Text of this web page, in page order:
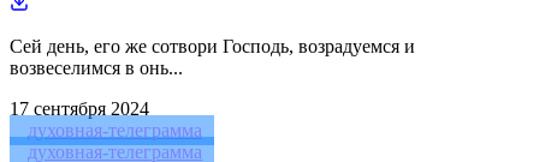
Сей день, его же сотвори Господь, возрадуемся и
возвеселимся в онь...
17 сентября 2024
духовная-телеграмма
духовная-телеграмма